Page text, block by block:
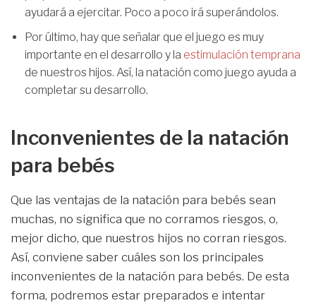
ayudará a ejercitar. Poco a poco irá superándolos.
Por último, hay que señalar que el juego es muy
importante en el desarrollo y la estimulación temprana
de nuestros hijos. Así, la natación como juego ayuda a
completar su desarrollo.
Inconvenientes de la natación
para bebés
Que las ventajas de la natación para bebés sean
muchas, no significa que no corramos riesgos, o,
mejor dicho, que nuestros hijos no corran riesgos.
Así, conviene saber cuáles son los principales
inconvenientes de la natación para bebés. De esta
forma, podremos estar preparados e intentar